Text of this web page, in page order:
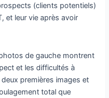
(clients potentiels)
et leur vie après avoir
de gauche montrent
et les difficultés à
premières images et
total que